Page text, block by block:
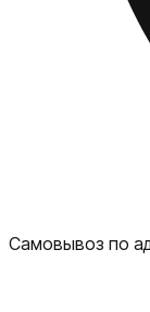
функций фото и
камера будет
съемки в
работать на
которая
удобстве
Самовывоз по